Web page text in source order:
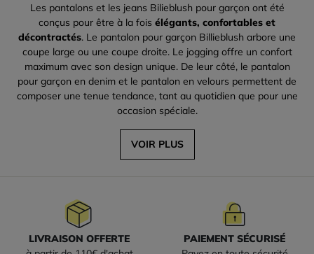
Les pantalons et les jeans Bilieblush pour garçon ont été
conçus pour être à la fois élégants, confortables et
décontractés. Le pantalon pour garçon Billieblush arbore une
coupe large ou une coupe droite. Le jogging offre un confort
maximum avec son design unique. De leur côté, le pantalon
pour garçon en denim et le pantalon en velours permettent de
composer une tenue tendance, tant au quotidien que pour une
occasion spéciale.
VOIR PLUS
LIVRAISON OFFERTE
PAIEMENT SÉCURISÉ